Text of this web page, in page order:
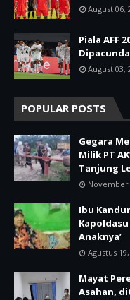
August 06,
Piala AFF
August 03,
POPULAR POSTS
Gegara
Milik PT
Tanjung
November
Ibu
Anaknya’
Agustus 19,
Mayat
Asahan,